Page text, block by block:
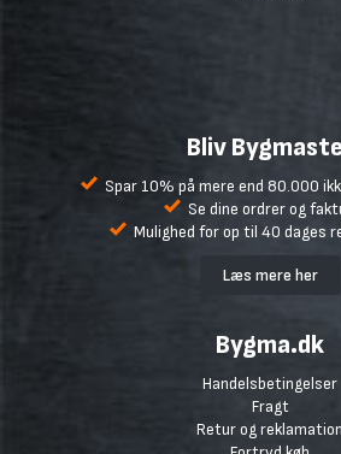
Bliv
Spar 10% på mere end 80.000
Se dine ordrer og
Mulighed for op til 40 dages
Læs mere her
Bygma.dk
Handelsbetingelser
Fragt
Retur og reklamation